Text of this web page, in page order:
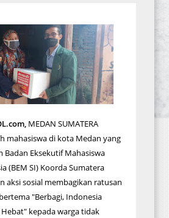
MEDAN SUMATERA
mahasiswa di kota Medan yang
Badan Eksekutif Mahasiswa
(BEM SI) Koorda Sumatera
aksi sosial membagikan ratusan
"Berbagi, Indonesia
kepada warga tidak